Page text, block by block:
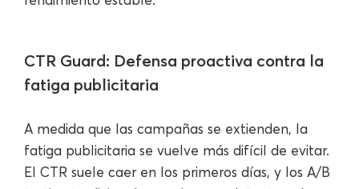
CTR Guard: Defensa proactiva contra la
fatiga publicitaria
A medida que las campañas se extienden, la
fatiga publicitaria se vuelve más difícil de evitar.
El CTR suele caer en los primeros días, y los A/B